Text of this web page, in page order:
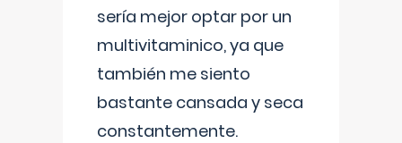
sería mejor optar por un
multivitaminico, ya que
también me siento
bastante cansada y seca
constantemente.